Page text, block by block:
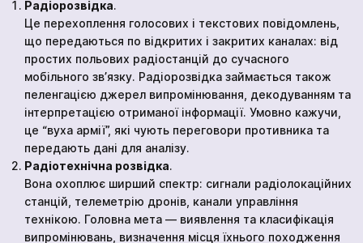
Радіорозвідка.
Це перехоплення голосових і текстових повідомлень,
що передаються по відкритих і закритих каналах: від
простих польових радіостанцій до сучасного
мобільного зв’язку. Радіорозвідка займається також
пеленгацією джерел випромінювання, декодуванням та
інтерпретацією отриманої інформації. Умовно кажучи,
це “вуха армії”, які чують переговори противника та
передають дані для аналізу.
Радіотехнічна розвідка.
Вона охоплює ширший спектр: сигнали радіолокаційних
станцій, телеметрію дронів, канали управління
технікою. Головна мета — виявлення та класифікація
випромінювань, визначення місця їхнього походження